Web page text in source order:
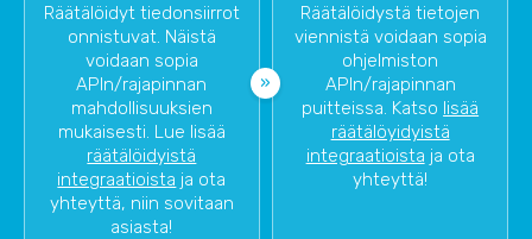
Räätälöidyt tiedonsiirrot
onnistuvat. Näistä
voidaan sopia
APIn/rajapinnan
mahdollisuuksien
mukaisesti. Lue lisää
räätälöidyistä
integraatioista ja ota
yhteyttä, niin sovitaan
asiasta!
Räätälöidystä tietojen
viennistä voidaan sopia
ohjelmiston
APIn/rajapinnan
puitteissa. Katso lisää
räätälöyidyistä
integraatioista ja ota
yhteyttä!